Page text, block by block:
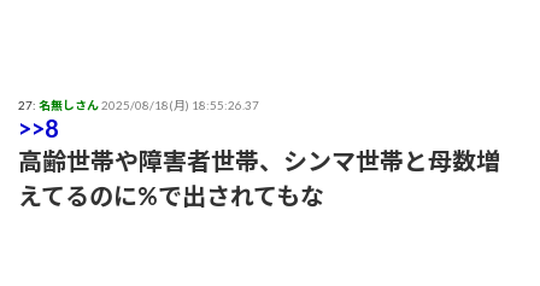
27: 名無しさん2025/08/18(月) 18:55:26.37
>>8
高齢世帯や障害者世帯、シンマ世帯と母数増
えてるのに%で出されてもな